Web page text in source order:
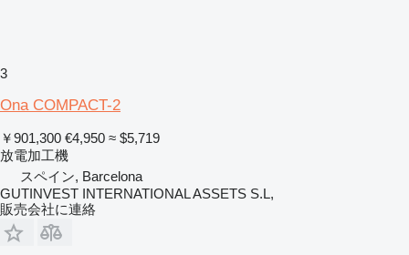
3
Ona COMPACT-2
￥901,300 €4,950 ≈ $5,719
放電加工機
スペイン, Barcelona
GUTINVEST INTERNATIONAL ASSETS S.L,
販売会社に連絡